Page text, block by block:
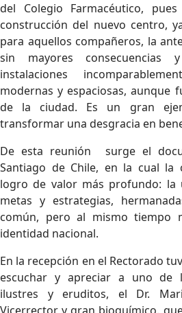
del Colegio Farmacéutico,
construcción del nuevo centro,
para aquellos compañeros, la
sin mayores consecuencias
instalaciones
modernas y espaciosas, aunque
de la ciudad. Es un gran
transformar una desgracia en
De esta reunión surge el
Santiago de Chile, en la cual la
logro de valor más profundo: la
metas y estrategias,
común, pero al mismo tiempo
identidad nacional.
En la recepción en el Rectorado
escuchar y apreciar a uno de
ilustres y eruditos, el Dr.